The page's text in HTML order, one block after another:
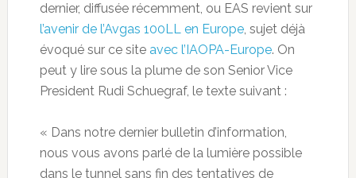
dernier, diffusée récemment, ou EAS revient sur
l’avenir de l’Avgas 100LL en Europe, sujet déjà
évoqué sur ce site avec l’IAOPA-Europe. On
peut y lire sous la plume de son Senior Vice
President Rudi Schuegraf, le texte suivant :
« Dans notre dernier bulletin d’information,
nous vous avons parlé de la lumière possible
dans le tunnel sans fin des tentatives de